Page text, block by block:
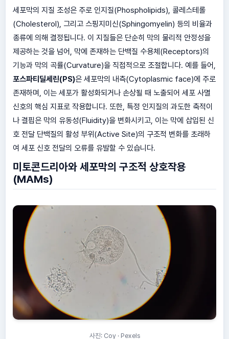
세포막의 지질 조성은 주로 인지질(Phospholipids), 콜레스테롤
(Cholesterol), 그리고 스핑지미신(Sphingomyelin) 등의 비율과
종류에 의해 결정됩니다. 이 지질들은 단순히 막의 물리적 안정성을
제공하는 것을 넘어, 막에 존재하는 단백질 수용체(Receptors)의
기능과 막의 곡률(Curvature)을 직접적으로 조절합니다. 예를 들어,
포스파티딜세린(PS)은 세포막의 내측(Cytoplasmic face)에 주로
존재하며, 이는 세포가 활성화되거나 손상될 때 노출되어 세포 사멸
신호의 핵심 지표로 작용합니다. 또한, 특정 인지질의 과도한 축적이
나 결핍은 막의 유동성(Fluidity)을 변화시키고, 이는 막에 삽입된 신
호 전달 단백질의 활성 부위(Active Site)의 구조적 변화를 초래하
여 세포 신호 전달의 오류를 유발할 수 있습니다.
미토콘드리아와 세포막의 구조적 상호작용
(MAMs)
사진: Coy · Pexels